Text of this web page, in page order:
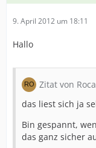
9. April 2012 um 18:11
Hallo
Zitat von
das liest sich ja
Bin gespannt,
das ganz sicher